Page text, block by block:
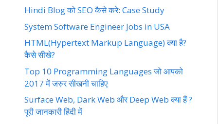
Hindi Blog को SEO कैसे करे: Case Study
System Software Engineer Jobs in USA
HTML(Hypertext Markup Language) क्या है?
कैसे सीखे?
Top 10 Programming Languages जो आपको
2017 में जरुर सीखनी चाहिए
Surface Web, Dark Web और Deep Web क्या हैं ?
पूरी जानकारी हिंदी में